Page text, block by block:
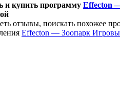
и купить программу Effecton
отзывы, поискать похожее
Effecton — Зоопарк